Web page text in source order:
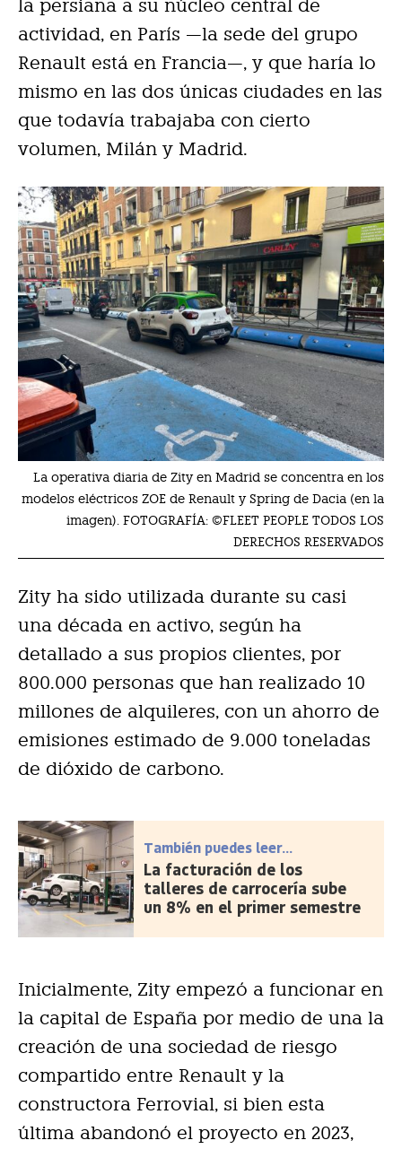
la persiana a su núcleo central de
actividad, en París —la sede del grupo
Renault está en Francia—, y que haría lo
mismo en las dos únicas ciudades en las
que todavía trabajaba con cierto
volumen, Milán y Madrid.
La operativa diaria de Zity en Madrid se concentra en los
modelos eléctricos ZOE de Renault y Spring de Dacia (en la
imagen). FOTOGRAFÍA: ©FLEET PEOPLE TODOS LOS
DERECHOS RESERVADOS
Zity ha sido utilizada durante su casi
una década en activo, según ha
detallado a sus propios clientes, por
800.000 personas que han realizado 10
millones de alquileres, con un ahorro de
emisiones estimado de 9.000 toneladas
de dióxido de carbono.
También puedes leer...
La facturación de los
talleres de carrocería sube
un 8% en el primer semestre
Inicialmente, Zity empezó a funcionar en
la capital de España por medio de una la
creación de una sociedad de riesgo
compartido entre Renault y la
constructora Ferrovial, si bien esta
última abandonó el proyecto en 2023,